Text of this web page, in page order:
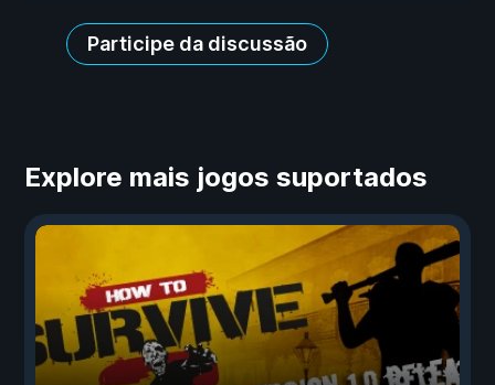
Participe da discussão
Explore mais jogos suportados